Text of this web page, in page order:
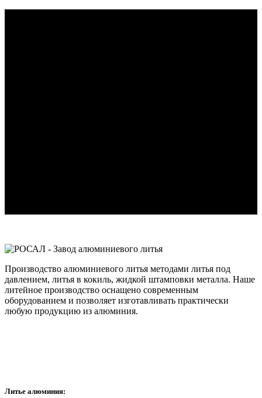
Производство алюминиевого литья методами литья под
давлением, литья в кокиль, жидкой штамповки металла. Наше
литейное производство оснащено современным
оборудованием и позволяет изготавливать практически
любую продукцию из алюминия.
Литье алюминия: